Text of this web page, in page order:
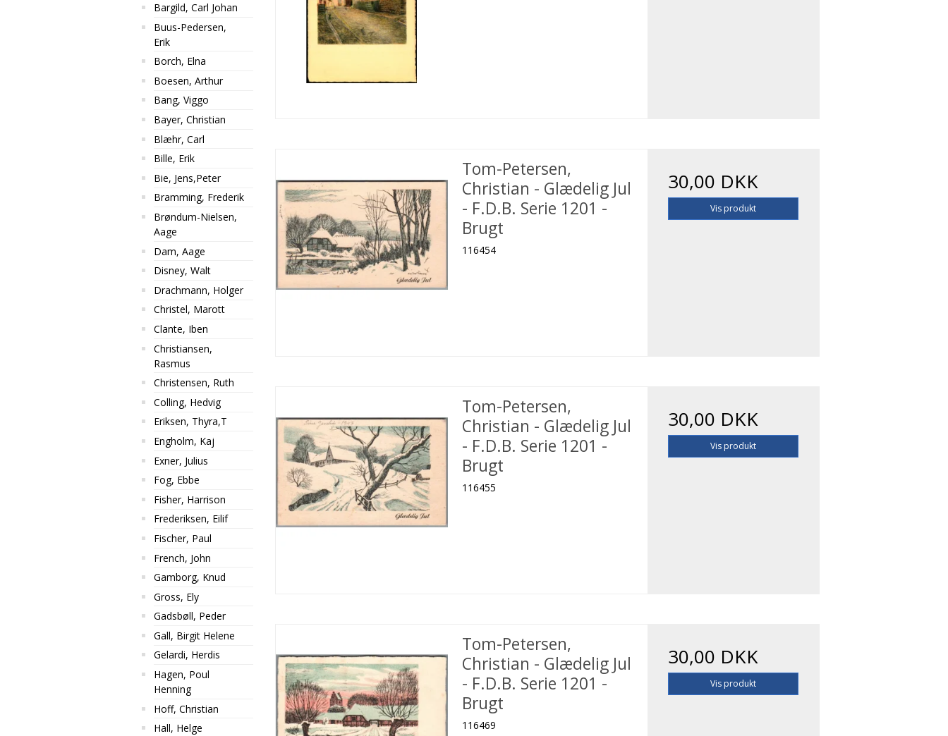
Bargild, Carl Johan
Buus-Pedersen,
Erik
Borch, Elna
Boesen, Arthur
Bang, Viggo
Bayer, Christian
Blæhr, Carl
Bille, Erik
Bie, Jens,Peter
Bramming, Frederik
Brøndum-Nielsen,
Aage
Dam, Aage
Disney, Walt
Drachmann, Holger
Christel, Marott
Clante, Iben
Christiansen,
Rasmus
Christensen, Ruth
Colling, Hedvig
Eriksen, Thyra,T
Engholm, Kaj
Exner, Julius
Fog, Ebbe
Fisher, Harrison
Frederiksen, Eilif
Fischer, Paul
French, John
Gamborg, Knud
Gross, Ely
Gadsbøll, Peder
Gall, Birgit Helene
Gelardi, Herdis
Hagen, Poul
Henning
Hoff, Christian
Hall, Helge
Tom-Petersen,
Christian - Glædelig Jul
- F.D.B. Serie 1201 -
Brugt
116454
30,00 DKK
Vis produkt
Tom-Petersen,
Christian - Glædelig Jul
- F.D.B. Serie 1201 -
Brugt
116455
30,00 DKK
Vis produkt
Tom-Petersen,
Christian - Glædelig Jul
- F.D.B. Serie 1201 -
Brugt
116469
30,00 DKK
Vis produkt